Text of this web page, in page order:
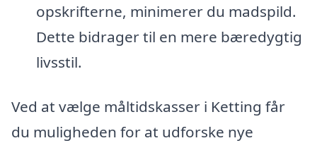
opskrifterne, minimerer du madspild.
Dette bidrager til en mere bæredygtig
livsstil.
Ved at vælge måltidskasser i Ketting får
du muligheden for at udforske nye